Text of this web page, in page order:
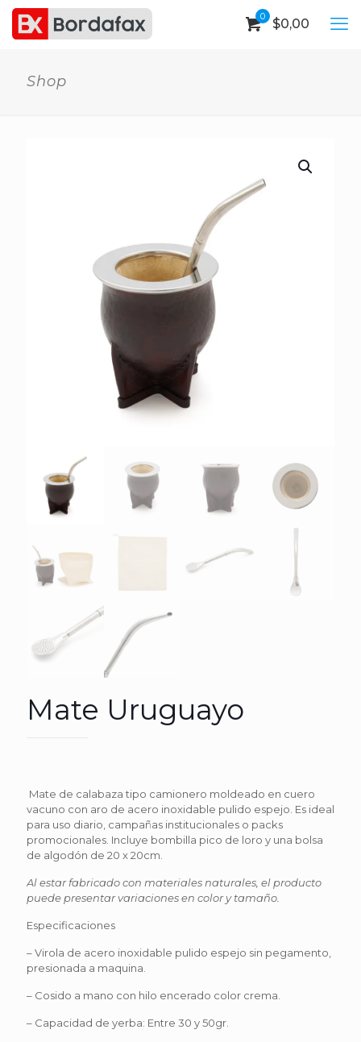
0 $0,00
Shop
Mate Uruguayo
Mate de calabaza tipo camionero moldeado en cuero
vacuno con aro de acero inoxidable pulido espejo. Es ideal
para uso diario, campañas institucionales o packs
promocionales. Incluye bombilla pico de loro y una bolsa
de algodón de 20 x 20cm.
Al estar fabricado con materiales naturales, el producto
puede presentar variaciones en color y tamaño.
Especificaciones
– Virola de acero inoxidable pulido espejo sin pegamento,
presionada a maquina.
– Cosido a mano con hilo encerado color crema.
– Capacidad de yerba: Entre 30 y 50gr.